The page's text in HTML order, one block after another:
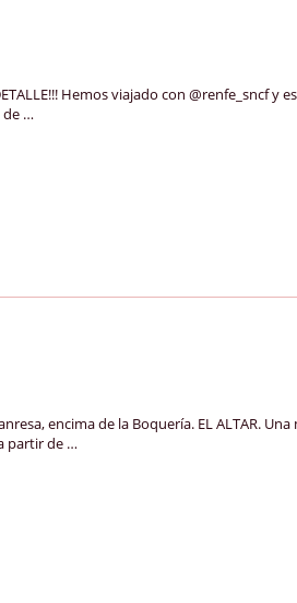
Hemos viajado con @renfe_sncf
de …
encima de la Boquería. EL ALTAR.
partir de …